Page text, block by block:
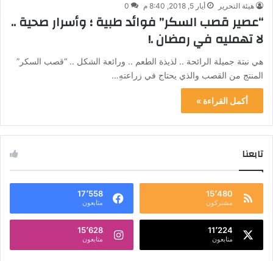
هيئة التحرير أيار 5, 2018, 8:40 م 0
“عصير قصب السكر” فوائد طبية ؛ وأسرار صحية ..
لا تهمليه في رمضان .!
هي نبتة جميلة الرائحة .. لذيذة الطعم .. ورائعة الشكل .. “قصب السكر”
المنتج من القصب والذي يحتاج في زراعتهِ…
أكمل القراءة »
تابعنا
15٬480
مشتركون
17٬558
متابعون
11٬224
متابعون
15٬628
متابعون